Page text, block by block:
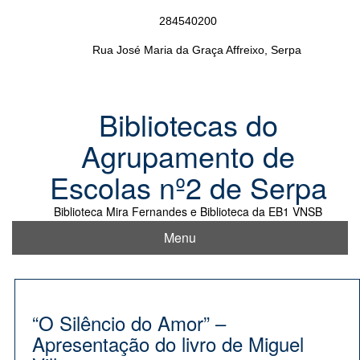
284540200
Rua José Maria da Graça Affreixo, Serpa
Bibliotecas do
Agrupamento de
Escolas nº2 de Serpa
Biblioteca Mira Fernandes e Biblioteca da EB1 VNSB
Menu
“O Silêncio do Amor” –
Apresentação do livro de Miguel